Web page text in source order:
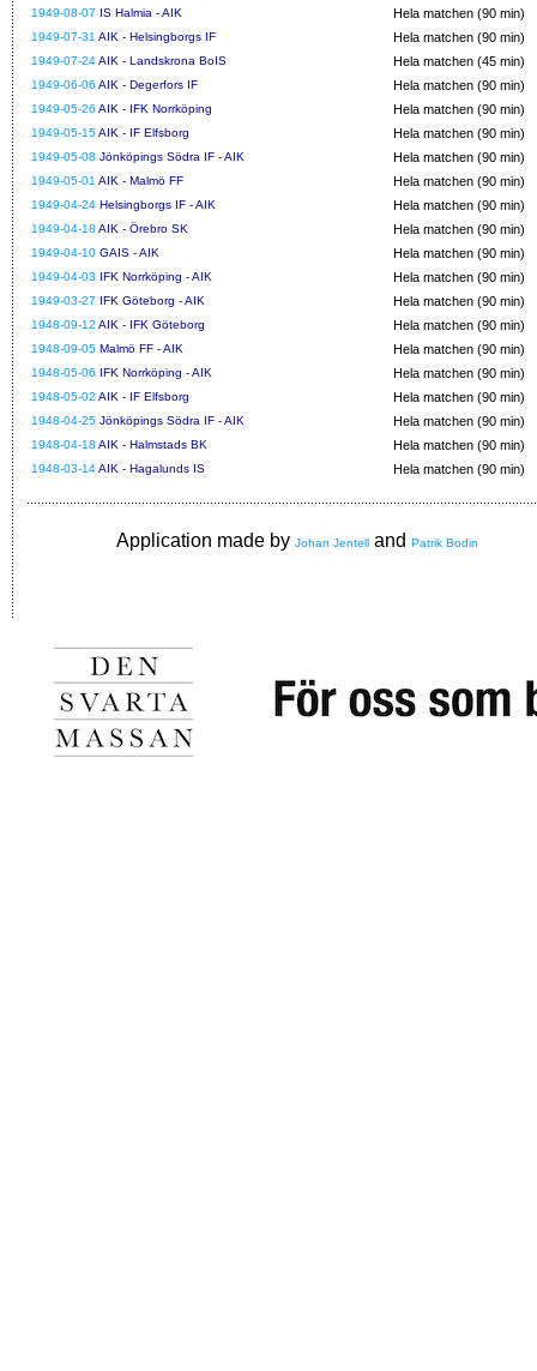
1949-08-07 IS Halmia - AIK Hela matchen (90 min)
1949-07-31 AIK - Helsingborgs IF Hela matchen (90 min)
1949-07-24AIK - Landskrona BoIS Hela matchen (45 min)
1949-06-06 AIK - Degerfors IF Hela matchen (90 min)
1949-05-26 AIK - IFK Norrköping Hela matchen (90 min)
1949-05-15AIK - IF Elfsborg Hela matchen (90 min)
1949-05-08 Jönköpings Södra IF - AIK Hela matchen (90 min)
1949-05-01 AIK - Malmö FF Hela matchen (90 min)
1949-04-24 Helsingborgs IF - AIK Hela matchen (90 min)
1949-04-18 AIK - Örebro SK Hela matchen (90 min)
1949-04-10 GAIS - AIK Hela matchen (90 min)
1949-04-03 IFK Norrköping - AIK Hela matchen (90 min)
1949-03-27 IFK Göteborg - AIK Hela matchen (90 min)
1948-09-12 AIK - IFK Göteborg Hela matchen (90 min)
1948-09-05 Malmö FF - AIK Hela matchen (90 min)
1948-05-06 IFK Norrköping - AIK Hela matchen (90 min)
1948-05-02 AIK - IF Elfsborg Hela matchen (90 min)
1948-04-25 Jönköpings Södra IF - AIK Hela matchen (90 min)
1948-04-18 AIK - Halmstads BK Hela matchen (90 min)
1948-03-14AIK - Hagalunds IS Hela matchen (90 min)
Application made by Johan Jentell and Patrik Bodin